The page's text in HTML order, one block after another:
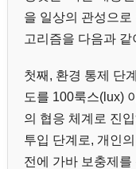
을 일상의 관성으
고리즘을 다음과 같
첫째, 환경 통제 단
도를 100룩스(lux)
의 협응 체계로 진
투입 단계로, 개인
전에 가바 보충제